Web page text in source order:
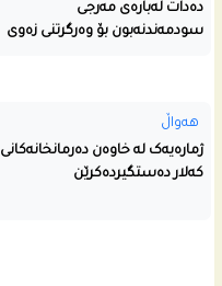
دەدات لەبارەی مەرجی
سودمەندنەبون بۆ وەرگرتنی زەوی
هەواڵ
ژمارەیەک لە خاوەن دەرمانخانەکانی
کەلار دەستگیردەکرێن